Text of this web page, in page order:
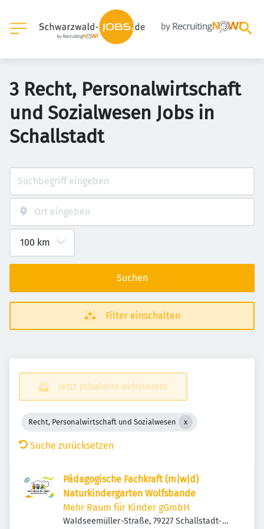
3 Recht, Personalwirtschaft
und Sozialwesen Jobs in
Schallstadt
Suchen
Filter einschalten
Jetzt Jobalarm aktivieren!
Recht, Personalwirtschaft und Sozialwesen
Suche zurücksetzen
Pädagogische Fachkraft (m|w|d)
Naturkindergarten Wolfsbande
Mehr Raum für Kinder gGmbH
Waldseemüller-Straße, 79227 Schallstadt-